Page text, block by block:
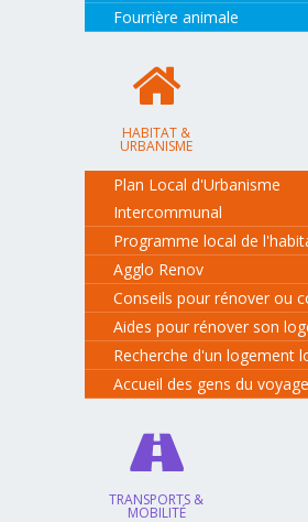
Fourrière animale
HABITAT &
URBANISME
Plan Local d'Urbanisme
Intercommunal
Programme local de
Agglo Renov
Conseils pour rénover ou
Aides pour rénover son
Recherche d'un logement
Accueil des gens du voyage
TRANSPORTS &
MOBILITÉ